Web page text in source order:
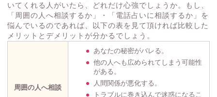
いてくれる人がいたら、どれだけ心強でしょうか。もし、
「周囲の人へ相談するか」・「電話占いに相談するか」を
悩んでいるのであれば、以下の表を見て頂ければ比較した
メリットとデメリットが分かるでしょう。
周囲の人へ相談
あなたの秘密がバレる。
他の人へも広められてしまう可能性
がある。
人間関係が悪化する。
トラブルに巻き込んで迷惑になるこ